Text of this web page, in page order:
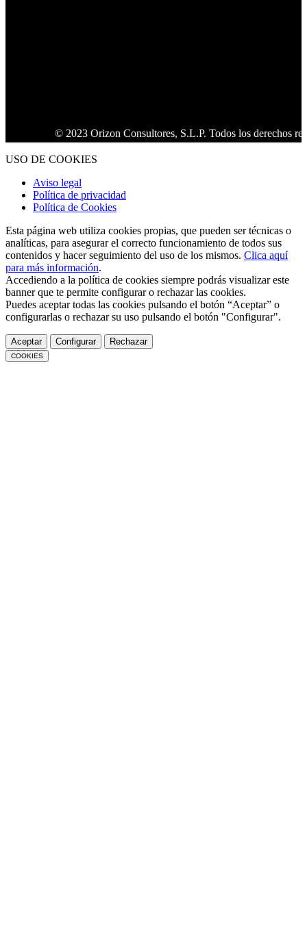
© 2023 Orizon Consultores, S.L.P. Todos los derechos
USO DE COOKIES
Aviso legal
Política de privacidad
Política de Cookies
Esta página web utiliza cookies propias, que pueden ser técnicas o
analíticas, para asegurar el correcto funcionamiento de todos sus
contenidos y hacer seguimiento del uso de los mismos. Clica aquí
para más información.
Accediendo a la política de cookies siempre podrás visualizar este
banner que te permite configurar o rechazar las cookies.
Puedes aceptar todas las cookies pulsando el botón “Aceptar” o
configurarlas o rechazar su uso pulsando el botón "Configurar".
Aceptar Configurar Rechazar
COOKIES